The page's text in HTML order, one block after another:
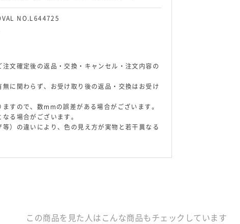
NO.L644725
文確定後の返品・交換・キャンセル・注文内容の
に関わらず、お受け取り後の返品・交換はお受け
すので、数mmの誤差がある場合がございます。
る場合がございます。
）の違いにより、色の見え方が実物と若干異なる
この商品を見た人はこんな商品もチェックしています